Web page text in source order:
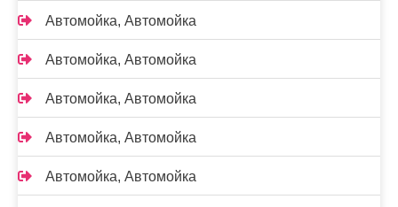
Автомойка, Автомойка
Автомойка, Автомойка
Автомойка, Автомойка
Автомойка, Автомойка
Автомойка, Автомойка